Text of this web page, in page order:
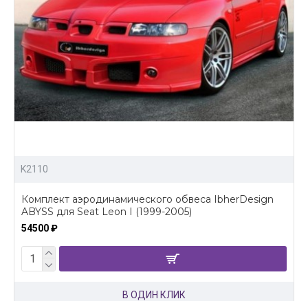
K2110
Комплект аэродинамического обвеса IbherDesign
ABYSS для Seat Leon I (1999-2005)
54500 ₽
В ОДИН КЛИК